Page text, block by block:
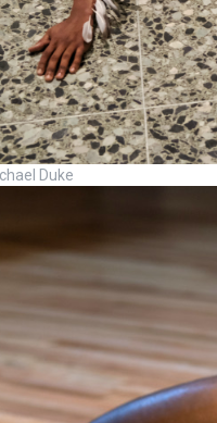
Duke